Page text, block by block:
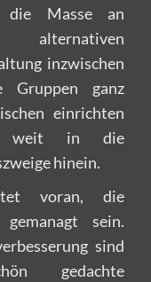
die Masse an
alternativen
inzwischen
Gruppen ganz
einrichten
weit in die
hinein.
voran, die
sein.
sind
gedachte